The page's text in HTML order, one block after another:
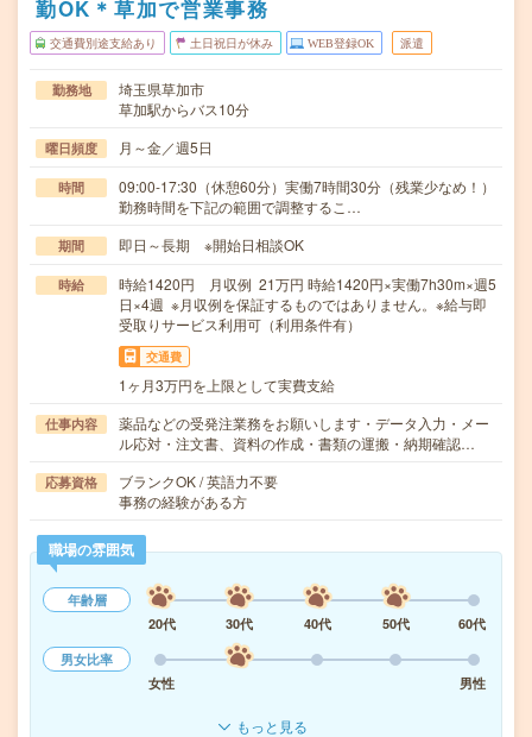
勤OK＊草加で営業事務
交通費別途支給あり 土日祝日が休み WEB登録OK 派遣
勤務地
埼玉県草加市
草加駅からバス10分
曜日頻度 月～金／週5日
時間
09:00-17:30（休憩60分）実働7時間30分（残業少なめ！）
勤務時間を下記の範囲で調整するこ…
期間 即日～長期 ※開始日相談OK
時給
時給1420円 月収例 21万円 時給1420円×実働7h30m×週5
日×4週 ※月収例を保証するものではありません。※給与即
受取りサービス利用可（利用条件有）
交通費
1ヶ月3万円を上限として実費支給
仕事内容
薬品などの受発注業務をお願いします・データ入力・メー
ル応対・注文書、資料の作成・書類の運搬・納期確認…
応募資格
ブランクOK / 英語力不要
事務の経験がある方
職場の雰囲気
年齢層
20代
30代 40代 50代
60代
男女比率
女性
男性
もっと見る